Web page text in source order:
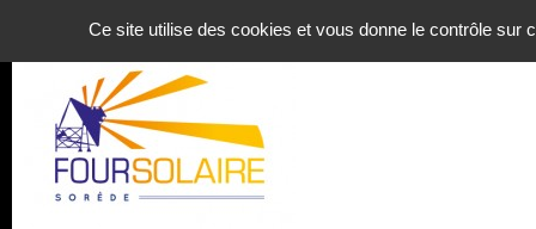
Ce site utilise des cookies et vous donne le contrôle sur